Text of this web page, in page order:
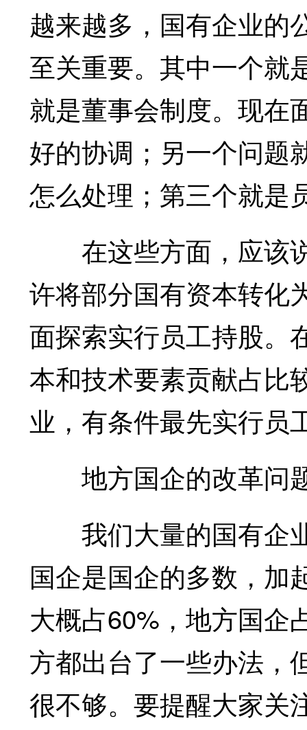
越来越多，国有企业的
至关重要。其中一个就
就是董事会制度。现在
好的协调；另一个问题
怎么处理；第三个就是
在这些方面，应该
许将部分国有资本转化
面探索实行员工持股。
本和技术要素贡献占比
业，有条件最先实行员
地方国企的改革问
我们大量的国有企
国企是国企的多数，加
大概占60%，地方国企
方都出台了一些办法，
很不够。要提醒大家关